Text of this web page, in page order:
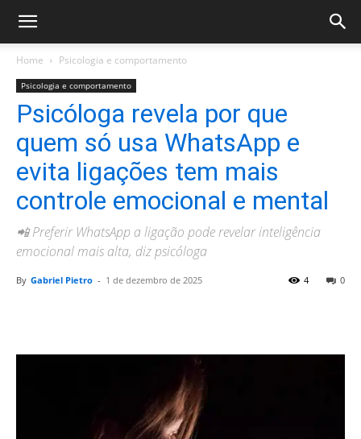
Home Psicologia e comportamento
Psicologia e comportamento
Psicóloga revela por que
quem só usa WhatsApp e
evita ligações tem mais
controle emocional e mental
📲 Preferir WhatsApp a ligação pode revelar inteligência
emocional mais alta, diz psicóloga
By Gabriel Pietro - 1 de dezembro de 2025 0
4